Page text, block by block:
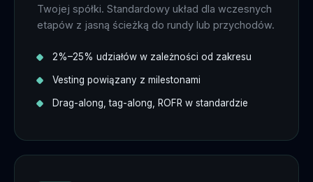
Twojej spółki. Standardowy układ dla wczesnych
etapów z jasną ścieżką do rundy lub przychodów.
2%–25% udziałów w zależności od zakresu
Vesting powiązany z milestonami
Drag-along, tag-along, ROFR w standardzie